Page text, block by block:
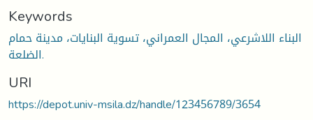
Keywords
البناء اللاشرعي، المجال العمراني، تسوية البنايات، مدينة حمام
الضلعة.
URI
https://depot.univ-msila.dz/handle/123456789/3654